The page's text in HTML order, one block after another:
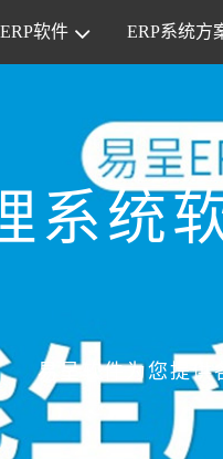
ERP软件 ERP系统方
系统
易呈软件为您提供